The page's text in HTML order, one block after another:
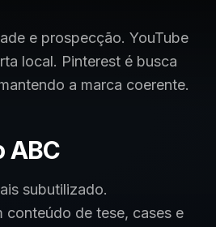
e prospecção. YouTube
local. Pinterest é busca
a marca coerente.
ABC
subutilizado.
conteúdo de tese, cases e